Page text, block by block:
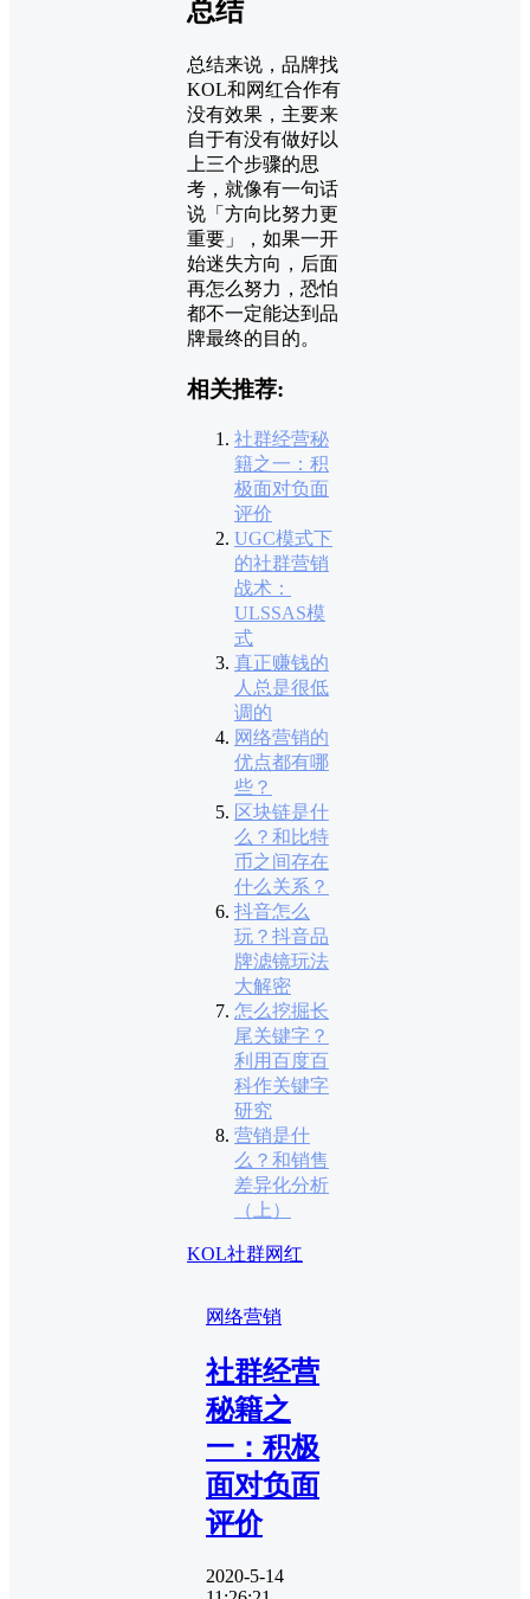
总结
总结来说，品牌找
KOL和网红合作有
没有效果，主要来
自于有没有做好以
上三个步骤的思
考，就像有一句话
说「方向比努力更
重要」，如果一开
始迷失方向，后面
再怎么努力，恐怕
都不一定能达到品
牌最终的目的。
相关推荐:
社群经营秘
籍之一：积
极面对负面
评价
UGC模式下
的社群营销
战术：
ULSSAS模
式
真正赚钱的
人总是很低
调的
网络营销的
优点都有哪
些？
区块链是什
么？和比特
币之间存在
什么关系？
抖音怎么
玩？抖音品
牌滤镜玩法
大解密
怎么挖掘长
尾关键字？
利用百度百
科作关键字
研究
营销是什
么？和销售
差异化分析
（上）
KOL社群网红
网络营销
社群经营
秘籍之
一：积极
面对负面
评价
2020-5-14